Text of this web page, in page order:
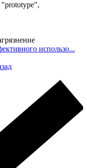
"prototype",
использо...